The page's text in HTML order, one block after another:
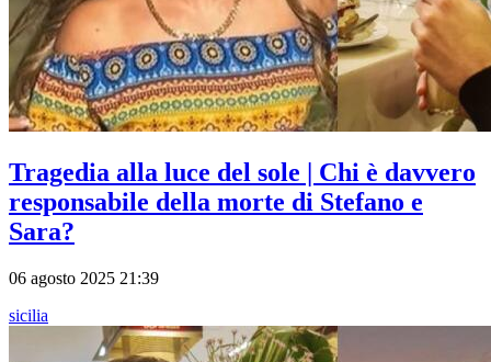
Tragedia alla luce del sole | Chi è davvero
responsabile della morte di Stefano e
Sara?
06 agosto 2025 21:39
sicilia